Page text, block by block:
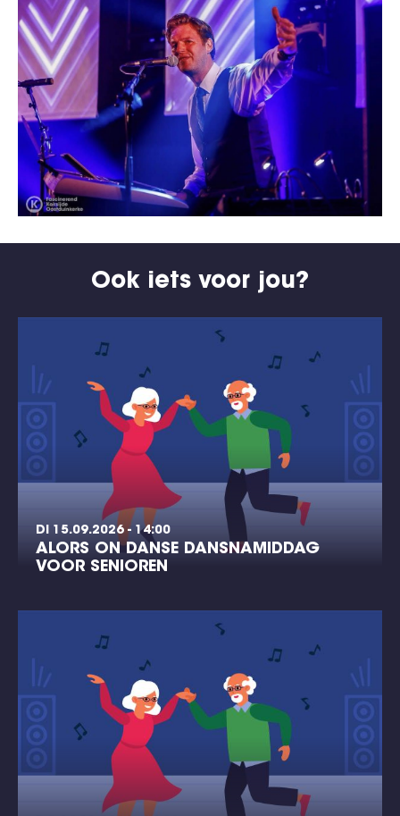
Ook iets voor jou?
DI 15.09.2026 - 14:00
ALORS ON DANSE DANSNAMIDDAG
VOOR SENIOREN